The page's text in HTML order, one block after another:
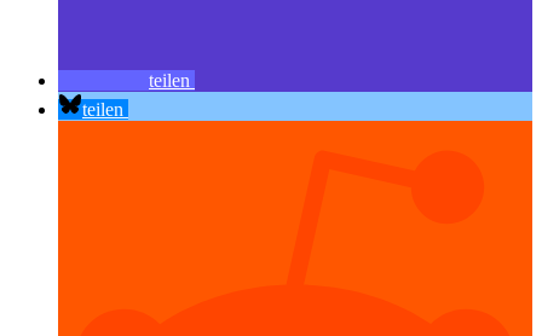
teilen
teilen